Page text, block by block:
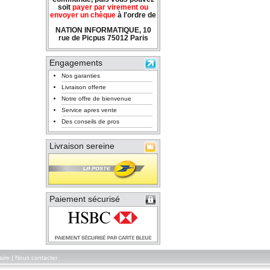
soit payer par virement ou
envoyer un chèque à l'ordre de
NATION INFORMATIQUE, 10
rue de Picpus 75012 Paris
Engagements
Nos garanties
Livraison offerte
Notre offre de bienvenue
Service apres vente
Des conseils de pros
Livraison sereine
Paiement sécurisé
Nous contacter